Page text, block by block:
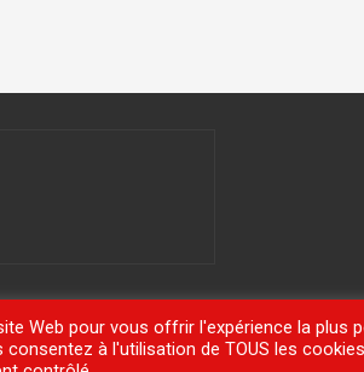
|Thème FlyMagpar Themeisle
Web pour vous offrir l'expérience la plus
à l'utilisation de TOUS les